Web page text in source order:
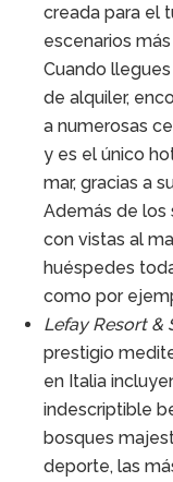
creada para el
escenarios
Cuando
de alquiler,
a numerosas
y es el único
mar, gracias a
Además de los
con vistas al
huéspedes
como por
Lefay Resort &
prestigio
en Italia
indescriptible
bosques
deporte, las